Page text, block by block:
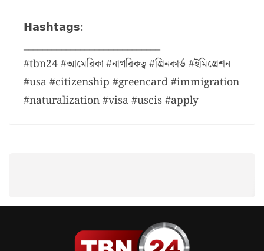
𝗛𝗮𝘀𝗵𝘁𝗮𝗴𝘀:
_____________________________
#tbn24 #আমেরিকা #নাগরিকত্ব #গ্রিনকার্ড #ইমিগ্রেশন
#usa #citizenship #greencard #immigration
#naturalization #visa #uscis #apply